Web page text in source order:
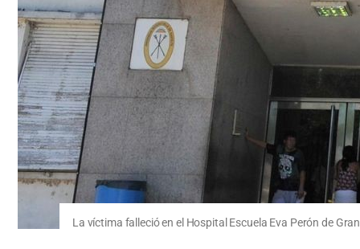
La víctima falleció en el Hospital Escuela Eva Perón de